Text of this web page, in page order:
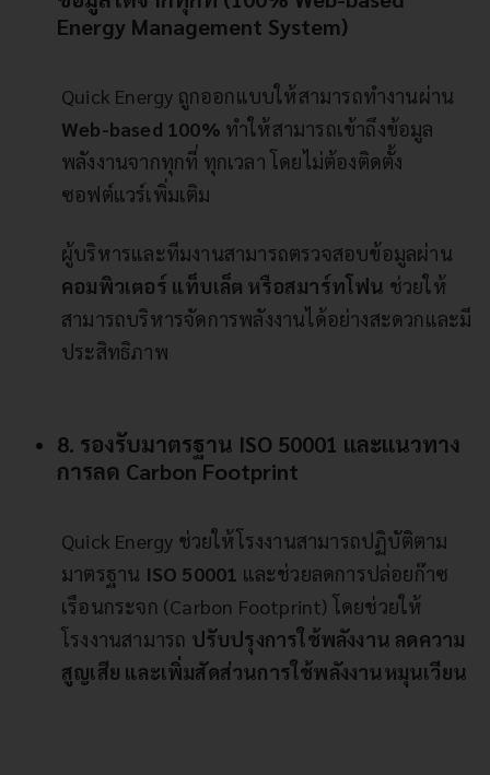
Energy Management System)
Quick Energy ถูกออกแบบให้สามารถทำงานผ่าน
Web-based 100% ทำให้สามารถเข้าถึงข้อมูล
พลังงานจากทุกที่ ทุกเวลา โดยไม่ต้องติดตั้ง
ซอฟต์แวร์เพิ่มเติม
ผู้บริหารและทีมงานสามารถตรวจสอบข้อมูลผ่าน
คอมพิวเตอร์ แท็บเล็ต หรือสมาร์ทโฟน ช่วยให้
สามารถบริหารจัดการพลังงานได้อย่างสะดวกและมี
ประสิทธิภาพ
8. รองรับมาตรฐาน ISO 50001 และแนวทาง
การลด Carbon Footprint
Quick Energy ช่วยให้โรงงานสามารถปฏิบัติตาม
มาตรฐาน ISO 50001 และช่วยลดการปล่อยก๊าซ
เรือนกระจก (Carbon Footprint) โดยช่วยให้
โรงงานสามารถ ปรับปรุงการใช้พลังงาน ลดความ
สูญเสีย และเพิ่มสัดส่วนการใช้พลังงานหมุนเวียน